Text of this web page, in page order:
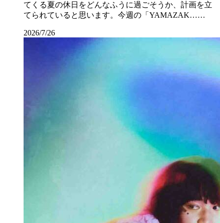
てくる夏の休日をどんなふうに過ごそうか、計画を立
てられていると思います。今週の「YAMAZAK……
2026/7/26